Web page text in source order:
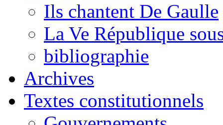
Ils chantent De Gaulle
La Ve République
bibliographie
Archives
Textes constitutionnels